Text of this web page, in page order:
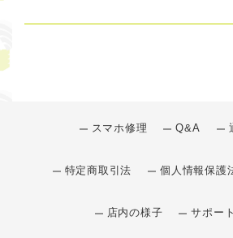
スマホ修理 Q&A
特定商取引法 個人情報保護
店内の様子 サポー